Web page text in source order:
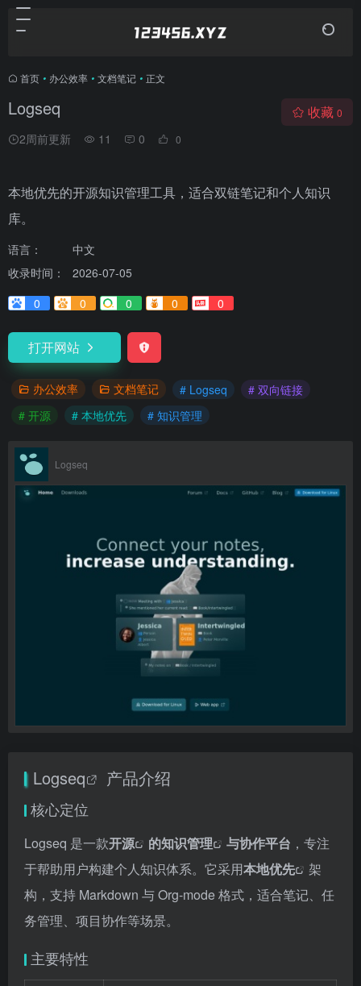
首页 • 办公效率 • 文档笔记 • 正文
Logseq
2周前更新 11 0 0
收藏 0
本地优先的开源知识管理工具，适合双链笔记和个人知识
库。
语言：
中文
收录时间：
2026-07-05
0
0 0 0 0
打开网站
办公效率 文档笔记 # Logseq
# 双向链接
# 开源
# 本地优先 # 知识管理
Logseq
Logseq 产品介绍
核心定位
Logseq 是一款开源 的知识管理 与协作平台 ，专注
于帮助用户构建个人知识体系。它采用本地优先
架
构，支持 Markdown 与 Org-mode 格式，适合笔记、任
务管理、项目协作等场景。
主要特性